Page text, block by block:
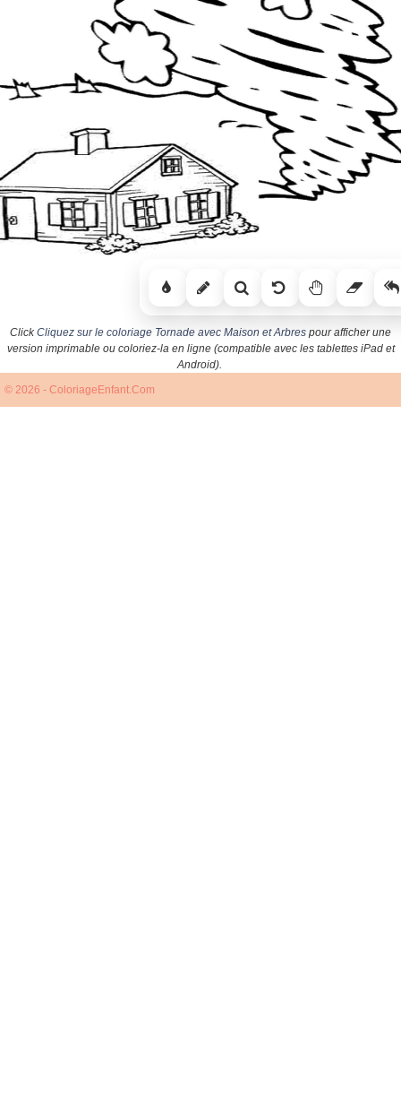
ClickCliquez sur le coloriage Tornade avec Maison et Arbres pour afficher une
version imprimable ou coloriez-la en ligne (compatible avec les tablettes iPad et
Android).
© 2026 - ColoriageEnfant.Com